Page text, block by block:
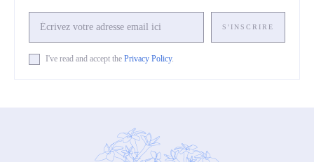
S'INSCRIRE
I've read and accept the Privacy Policy.